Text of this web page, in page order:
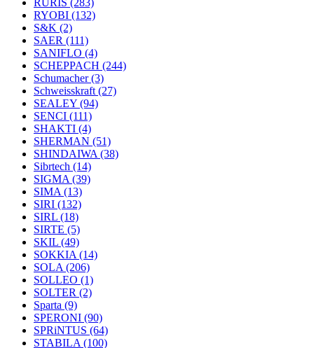
RURIS (283)
RYOBI (132)
S&K (2)
SAER (111)
SANIFLO (4)
SCHEPPACH (244)
Schumacher(3)
Schweisskraft (27)
SEALEY (94)
SENCI (111)
SHAKTI (4)
SHERMAN (51)
SHINDAIWA (38)
Sibrtech (14)
SIGMA (39)
SIMA (13)
SIRI (132)
SIRL (18)
SIRTE (5)
SKIL (49)
SOKKIA (14)
SOLA (206)
SOLLEO (1)
SOLTER (2)
Sparta (9)
SPERONI (90)
SPRiNTUS (64)
STABILA (100)